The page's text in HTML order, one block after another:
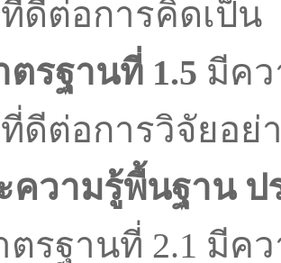
ดีต่อการคิดเป็น
ตรฐานที่ 1.5 มีคว
ดีต่อการวิจัยอย่
ความรู้พื้นฐาน
ตรฐานที่ 2.1 มีคว